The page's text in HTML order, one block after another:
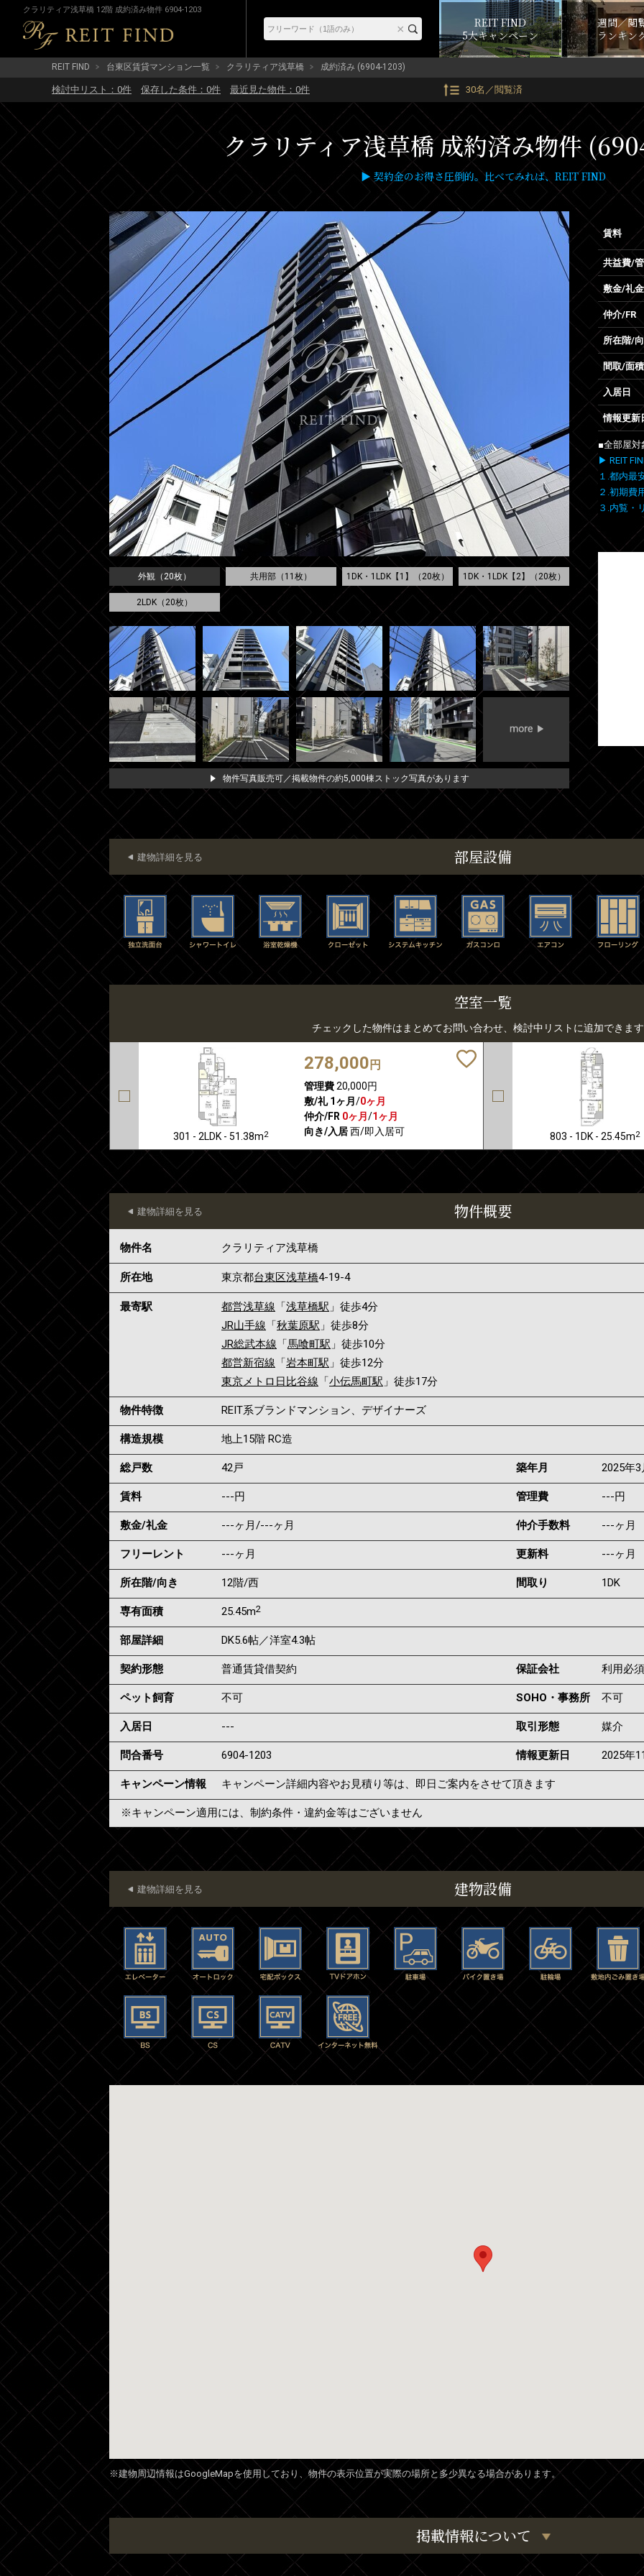
クラリティア浅草橋 12階 成約済み物件 6904-1203
REIT FIND
5大キャンペーン
週間／閲
ランキン
REIT FIND 台東区賃貸マンション一覧 クラリティア浅草橋 成約済み (6904-1203)
検討中リスト： 0件 保存した条件： 0件 最近見た物件： 0件 30名／閲覧済
クラリティア浅草橋 成約済み物件
▶ 契約金のお得さ圧倒的。比べてみれば、REIT FIND
外観（20枚） 共用部（11枚） 1DK・1LDK【1】（20枚） 1DK・1LDK【2】（20枚）
2LDK（20枚）
物件写真販売可／掲載物件の約5,000棟ストック写真があります
賃料
共益費/
敷金/礼金
仲介/FR
所在階/
間取/面積
入居日
情報更新
■全部屋対
▶ REIT
１.都内最
２.初期費
３.内覧・
部屋設備
建物詳細を見る
空室一覧
チェックした物件はまとめてお問い合わせ、検討中リストに追加できま
301 - 2LDK - 51.38m2
278,000 円
管理費20,000円
敷/礼 1ヶ月 /0ヶ月
仲介/FR 0ヶ月 /1ヶ月
向き/入居西/即入居可 803 - 1DK - 25.45m2
物件概要
建物詳細を見る
物件名 クラリティア浅草橋
所在地 東京都台東区浅草橋4-19-4
最寄駅 都営浅草線 「浅草橋駅 」徒歩4分
JR山手線 「秋葉原駅 」徒歩8分
JR総武本線 「馬喰町駅 」徒歩10分
都営新宿線 「岩本町駅 」徒歩12分
東京メトロ日比谷線 「小伝馬町駅 」徒歩17分
物件特徴 REIT系ブランドマンション、デザイナーズ
構造規模 地上15階 RC造
総戸数 42戸 築年月 2025年3
賃料 ---円 管理費 ---円
敷金/礼金 ---ヶ月/---ヶ月 仲介手数料 ---ヶ月
フリーレント ---ヶ月 更新料 ---ヶ月
所在階/向き 12階/西 間取り 1DK
専有面積 25.45m2
部屋詳細 DK5.6帖／洋室4.3帖
契約形態 普通賃貸借契約 保証会社 利用必須
ペット飼育 不可 SOHO・事務所 不可
入居日 --- 取引形態 媒介
問合番号 6904-1203 情報更新日 2025年
キャンペーン情報 キャンペーン詳細内容やお見積り等は、即日ご案内をさせて頂きます
※キャンペーン適用には、制約条件・違約金等はございません
建物設備
建物詳細を見る
※建物周辺情報はGoogleMapを使用しており、物件の表示位置が実際の場所と多少異なる場合があります。
掲載情報について